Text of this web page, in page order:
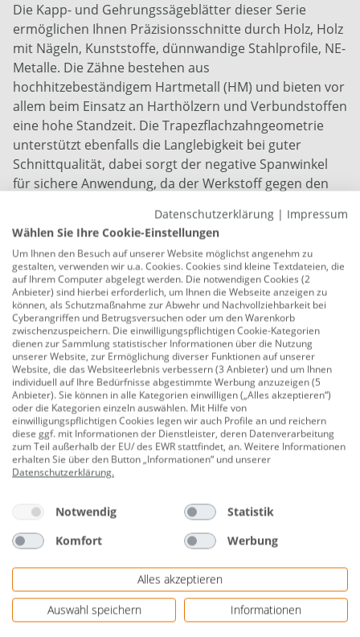
Die Kapp- und Gehrungssägeblätter dieser Serie
ermöglichen Ihnen Präzisionsschnitte durch Holz, Holz
mit Nägeln, Kunststoffe, dünnwandige Stahlprofile, NE-
Metalle. Die Zähne bestehen aus
hochhitzebeständigem Hartmetall (HM) und bieten vor
allem beim Einsatz an Harthölzern und Verbundstoffen
eine hohe Standzeit. Die Trapezflachzahngeometrie
unterstützt ebenfalls die Langlebigkeit bei guter
Schnittqualität, dabei sorgt der negative Spanwinkel
für sichere Anwendung, da der Werkstoff gegen den
erzielen Sie feine, saubere Schnitte. Harte Werkstoffe
und Holz mit Nägeln oder anderen Fremdkörpern
meistern Sie mit diesen Blättern souverän. Optisch
überzeugen die Blätter mit einer blankgeschliffenen
Oberfläche. diamantgeschliffen Stammblatt Härte
nach Rockwell: HRC 40-44
diamantgeschliffenes HM-Sägeblatt mit
Trapezflachzahnverzahnung und hoher Zähnezahl
für Präzisionsschnitte durch Holz, Holz mit Nägeln,
Kunststoffe, dünnwandige Stahlprofile, NE-Metalle
hohe Standzeit und feine, saubere Schnitte
Werkstoff: HM-bestückt
Spanwinkel
Schnittgüte: feine, saubere Schnitte
Gemäß der Norm: DIN EN 847-1
weitere Produktspezifikation: Oberfläche blank
poliert
Datenschutzerklärung | Impressum
Wählen Sie Ihre Cookie-Einstellungen
Um Ihnen den Besuch auf unserer Website möglichst angenehm zu
gestalten, verwenden wir u.a. Cookies. Cookies sind kleine Textdateien, die
auf Ihrem Computer abgelegt werden. Die notwendigen Cookies (2
Anbieter) sind hierbei erforderlich, um Ihnen die Webseite anzeigen zu
können, als Schutzmaßnahme zur Abwehr und Nachvollziehbarkeit bei
Cyberangriffen und Betrugsversuchen oder um den Warenkorb
zwischenzuspeichern. Die einwilligungspflichtigen Cookie-Kategorien
dienen zur Sammlung statistischer Informationen über die Nutzung
unserer Website, zur Ermöglichung diverser Funktionen auf unserer
Website, die das Websiteerlebnis verbessern (3 Anbieter) und um Ihnen
individuell auf Ihre Bedürfnisse abgestimmte Werbung anzuzeigen (5
Anbieter). Sie können in alle Kategorien einwilligen („Alles akzeptieren“)
oder die Kategorien einzeln auswählen. Mit Hilfe von
einwilligungspflichtigen Cookies legen wir auch Profile an und reichern
diese ggf. mit Informationen der Dienstleister, deren Datenverarbeitung
zum Teil außerhalb der EU/ des EWR stattfindet, an. Weitere Informationen
erhalten Sie über den Button „Informationen“ und unserer
Datenschutzerklärung.
Notwendig
Statistik
Komfort
Werbung
Alles akzeptieren
Auswahl speichern
Informationen